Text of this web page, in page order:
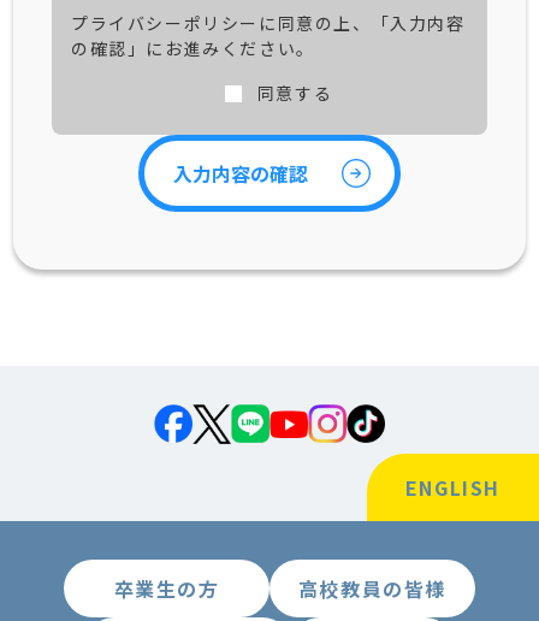
プライバシーポリシーに同意の上、「入力内容
の確認」にお進みください。
同意する
卒業生の方 高校教員の皆様
ENGLISH